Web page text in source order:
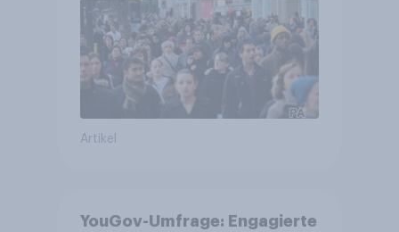
Artikel
YouGov-Umfrage: Engagierte